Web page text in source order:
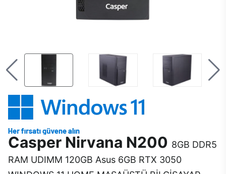
Casper Nirvana N200 8GB DDR5
RAM UDIMM 120GB Asus 6GB RTX 3050